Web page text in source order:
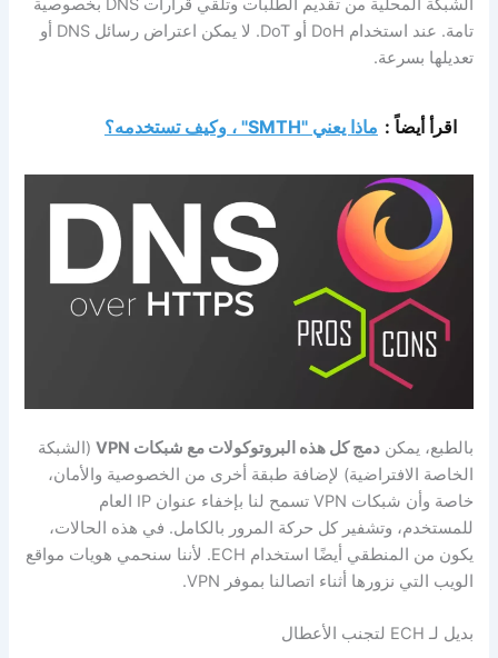
تامة. عند استخدام DoH أو DoT. لا يمكن اعتراض رسائل DNS أو
تعديلها بسرعة.
اقرأ أيضاً : ماذا يعني "SMTH" ، وكيف تستخدمه؟
بالطبع، يمكندمج كل هذه البروتوكولات مع شبكات VPN
(الشبكة
الخاصة الافتراضية) لإضافة طبقة أخرى من الخصوصية والأمان،
خاصة وأن شبكات VPN تسمح لنا بإخفاء عنوان IP العام
للمستخدم، وتشفير كل حركة المرور بالكامل. في هذه الحالات،
يكون من المنطقي أيضًا استخدام ECH. لأننا سنحمي هويات مواقع
الويب التي نزورها أثناء اتصالنا بموفر VPN.
بديل لـ ECH لتجنب الأعطال